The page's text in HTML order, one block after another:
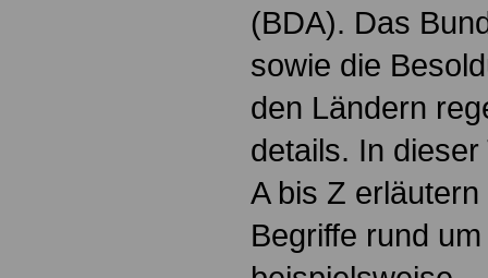
(BDA). Das
sowie die
den Ländern
details. In
A bis Z
Begriffe rund